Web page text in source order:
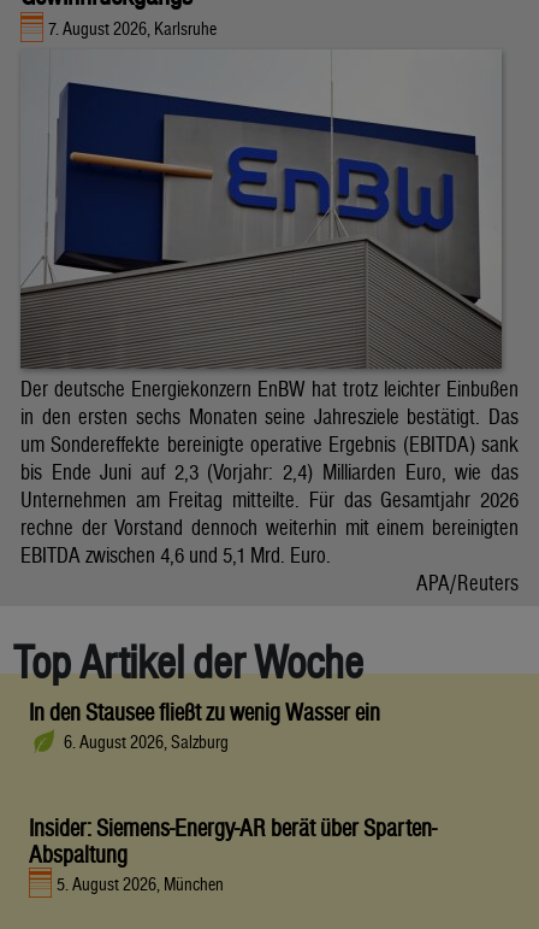
7. August 2026, Karlsruhe
Der deutsche Energiekonzern EnBW hat trotz leichter Einbußen
in den ersten sechs Monaten seine Jahresziele bestätigt. Das
um Sondereffekte bereinigte operative Ergebnis (EBITDA) sank
bis Ende Juni auf 2,3 (Vorjahr: 2,4) Milliarden Euro, wie das
Unternehmen am Freitag mitteilte. Für das Gesamtjahr 2026
rechne der Vorstand dennoch weiterhin mit einem bereinigten
EBITDA zwischen 4,6 und 5,1 Mrd. Euro.
APA/Reuters
Top Artikel der Woche
In den Stausee fließt zu wenig Wasser ein
6. August 2026, Salzburg
Insider: Siemens-Energy-AR berät über Sparten-
Abspaltung
5. August 2026, München